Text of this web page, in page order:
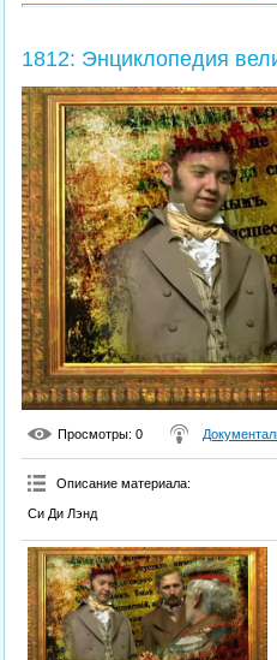
1812: Энциклопедия
Просмотры: 0
Описание материала:
Си Ди Лэнд